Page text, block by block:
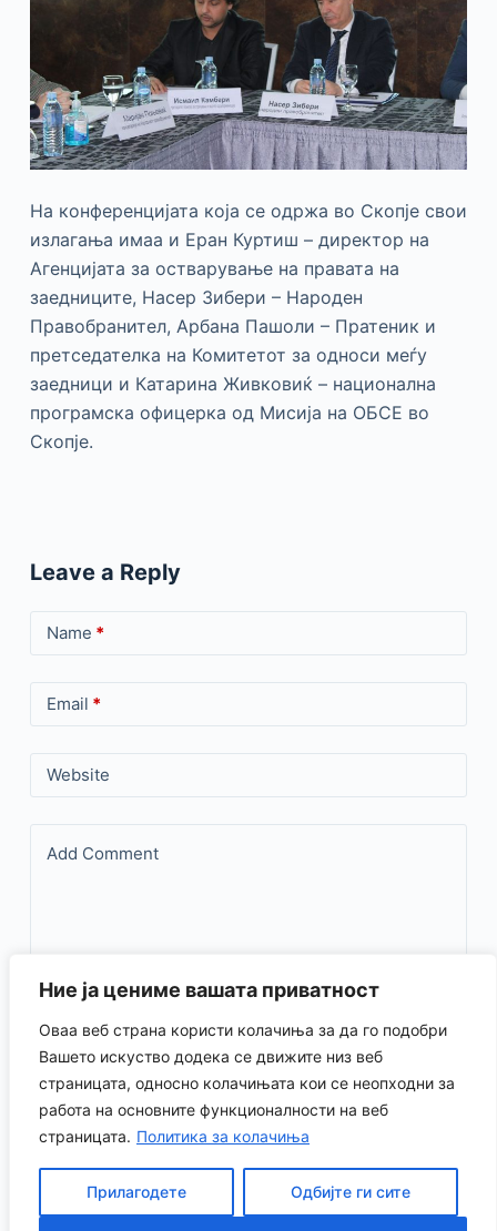
Ние ја цениме вашата приватност
Оваа веб страна користи колачиња за да го подобри
Вашето искуство додека се движите низ веб
страницата, односно колачињата кои се неопходни за
работа на основните функционалности на веб
страницата. Политика за колачиња
Прилагодете Одбијте ги сите
На конференцијата која се одржа во Скопје свои
излагања имаа и Еран Куртиш – директор на
Агенцијата за остварување на правата на
заедниците, Насер Зибери – Народен
Правобранител, Арбана Пашоли – Пратеник и
претседателка на Комитетот за односи меѓу
заедници и Катарина Живковиќ – национална
програмска офицерка од Мисија на ОБСЕ во
Скопје.
Leave a Reply
Name *
Email *
Website
Add Comment
Save my name, email, and website in this browser for the
next time I comment.
Испрати коментар